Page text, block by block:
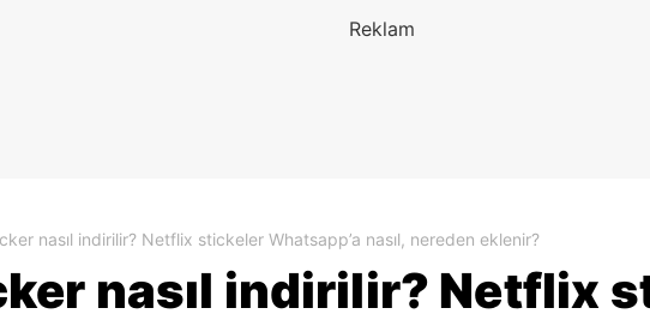
nasıl indirilir? Netflix stickeler Whatsapp’a nasıl, nereden eklenir?
nasıl indirilir? Netflix